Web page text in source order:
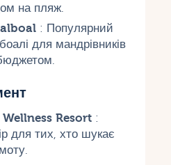
на пляж.
: Популярний
для мандрівників
Resort:
для тих, хто шукає